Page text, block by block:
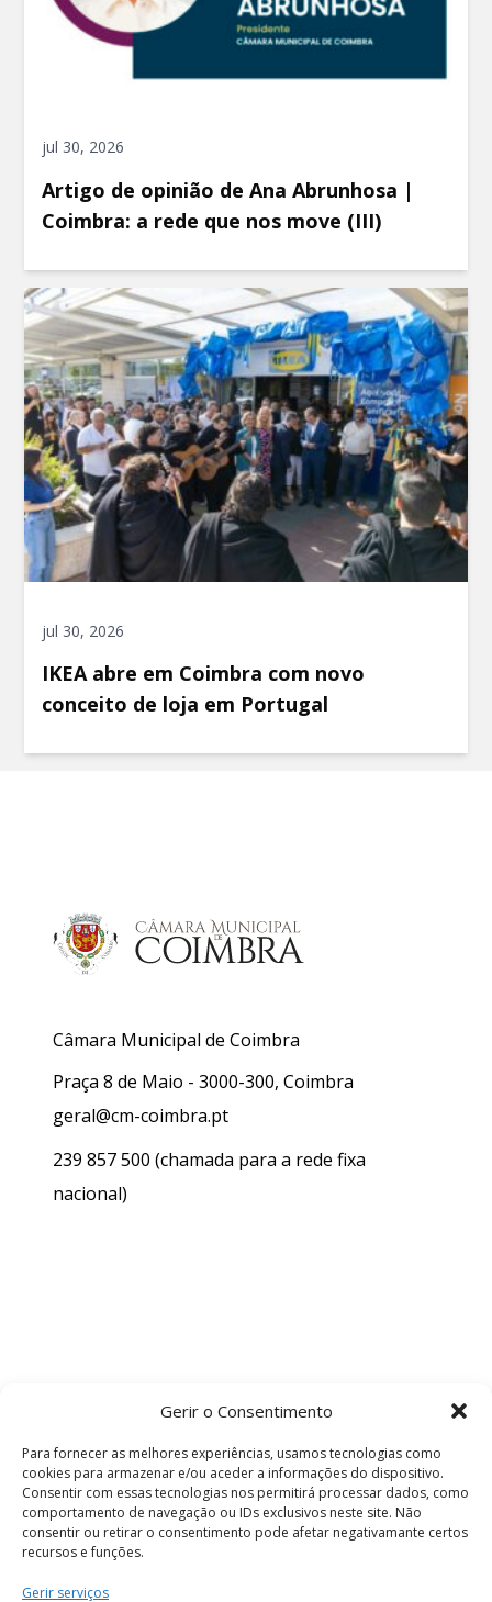
Gerir o Consentimento
Para fornecer as melhores experiências, usamos tecnologias como
cookies para armazenar e/ou aceder a informações do dispositivo.
Consentir com essas tecnologias nos permitirá processar dados, como
comportamento de navegação ou IDs exclusivos neste site. Não
consentir ou retirar o consentimento pode afetar negativamante certos
recursos e funções.
Gerir serviços
jul 30, 2026
Artigo de opinião de Ana Abrunhosa |
Coimbra: a rede que nos move (III)
jul 30, 2026
IKEA abre em Coimbra com novo
conceito de loja em Portugal
Câmara Municipal de Coimbra
Praça 8 de Maio - 3000-300, Coimbra
geral@cm-coimbra.pt
239 857 500 (chamada para a rede fixa
nacional)
Termos e Condições